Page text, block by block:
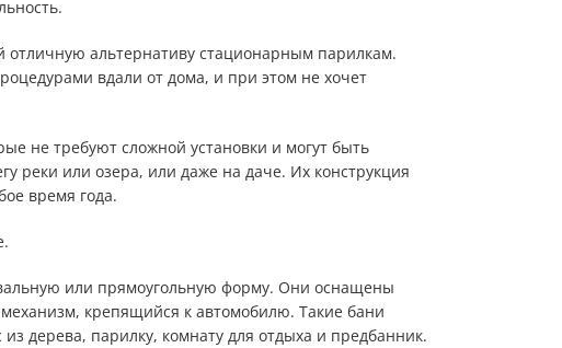
отличную альтернативу стационарным парилкам.
вдали от дома, и при этом не хочет
не требуют сложной установки и могут быть
реки или озера, или даже на даче. Их конструкция
время года.
или прямоугольную форму. Они оснащены
крепящийся к автомобилю. Такие бани
дерева, парилку, комнату для отдыха и предбанник.